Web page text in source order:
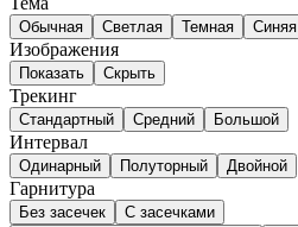
Обычная Светлая Темная Синяя
Изображения
Показать Скрыть
Трекинг
Стандартный Средний Большой
Интервал
Одинарный Полуторный Двойной
Гарнитура
Без засечек
С засечками